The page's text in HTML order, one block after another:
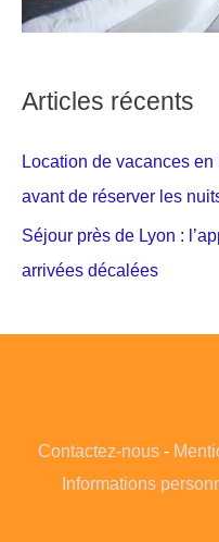
Articles récents
Location de vacances
avant de réserver les
Séjour près de Lyon :
arrivées décalées
Contactez-nous-
Informations